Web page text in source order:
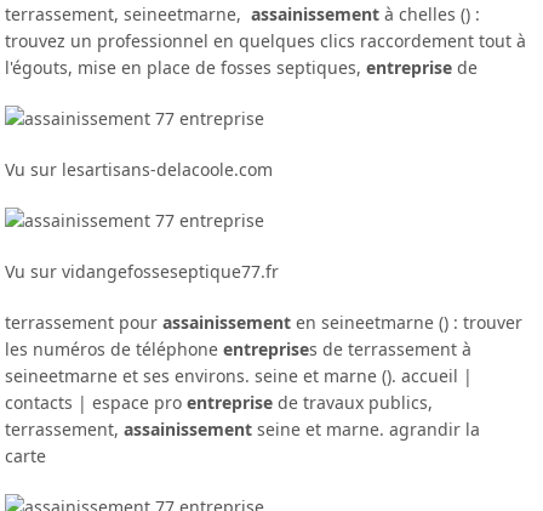
terrassement, seineetmarne,assainissement à chelles () :
trouvez un professionnel en quelques clics raccordement tout à
l'égouts, mise en place de fosses septiques,entreprise de
Vu sur lesartisans-delacoole.com
Vu sur vidangefosseseptique77.fr
terrassement pourassainissement en seineetmarne () : trouver
les numéros de téléphoneentreprises de terrassement à
seineetmarne et ses environs. seine et marne (). accueil |
contacts | espace proentreprise de travaux publics,
terrassement,assainissement seine et marne. agrandir la
carte